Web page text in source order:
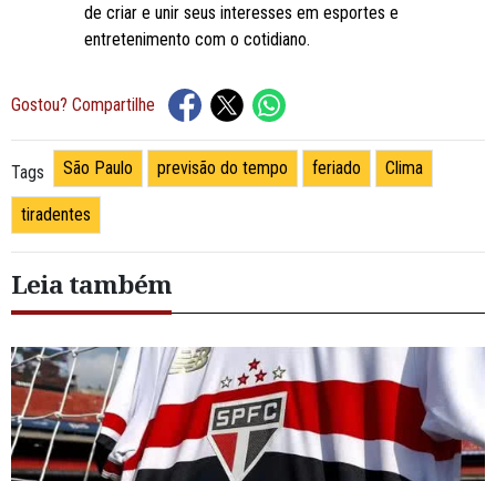
de criar e unir seus interesses em esportes e
entretenimento com o cotidiano.
Gostou? Compartilhe
Tags São Paulo previsão do tempo feriado Clima
tiradentes
Leia também